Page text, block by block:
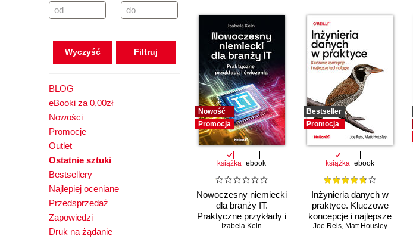
–
Wyczyść
BLOG
eBooki za 0,00zł
Nowości
Promocje
Outlet
Ostatnie sztuki
Bestsellery
Najlepiej oceniane
Przedsprzedaż
Zapowiedzi
Druk na żądanie
Nowość
Promocja
książka ebook
Nowoczesny niemiecki
dla branży IT.
Praktyczne przykłady i
ćwiczenia
Izabela Kein
Bestseller
Promocja
książka ebook
Inżynieria danych w
praktyce. Kluczowe
koncepcje i najlepsze
technologie
Joe Reis, Matt Housley